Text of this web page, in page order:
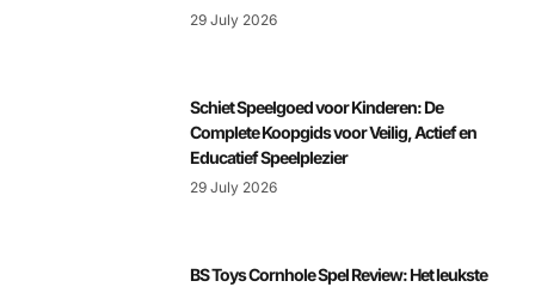
29 July 2026
Schiet Speelgoed voor Kinderen: De
Complete Koopgids voor Veilig, Actief en
Educatief Speelplezier
29 July 2026
BS Toys Cornhole Spel Review: Het leukste